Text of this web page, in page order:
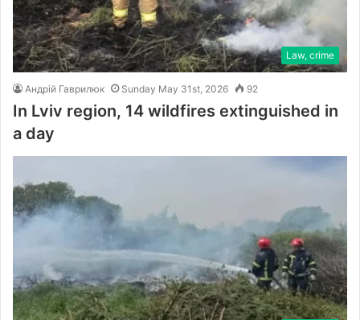
Law, crime
Андрій Гаврилюк Sunday May 31st, 2026 92
In Lviv region, 14 wildfires extinguished in
a day